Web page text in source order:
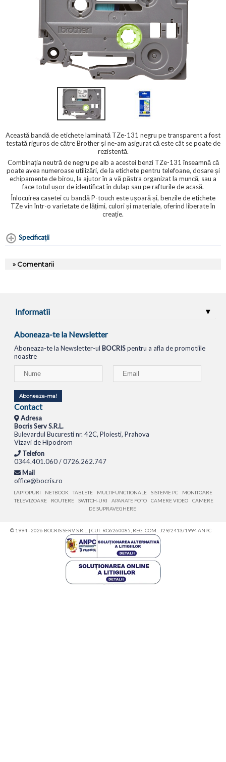
Această bandă de etichete laminată TZe-131 negru pe transparent a fost
testată riguros de către Brother și ne-am asigurat că este cât se poate de
rezistentă.
Combinația neutră de negru pe alb a acestei benzi TZe-131 înseamnă că
poate avea numeroase utilizări, de la etichete pentru telefoane, dosare și
echipamente de birou, la ajutor în a vă păstra organizat la muncă, sau a
face totul ușor de identificat în dulap sau pe rafturile de acasă.
Înlocuirea casetei cu bandă P-touch este ușoară și, benzile de etichete
TZe vin într-o varietate de lățimi, culori și materiale, oferind liberate în
creație.
Specificaţii
» Comentarii
Informatii
Aboneaza-te la Newsletter
Aboneaza-te la Newsletter-ul BOCRISpentru a afla de promotiile
noastre
Aboneaza-ma!
Contact
Adresa
Bocris Serv S.R.L.
Bulevardul Bucuresti nr. 42C, Ploiesti, Prahova
Vizavi de Hipodrom
Telefon
0344.401.060 / 0726.262.747
Mail
office@bocris.ro
LAPTOPURI NETBOOK TABLETE MULTIFUNCTIONALE SISTEME PC
MONITOARE
TELEVIZOARE
ROUTERE SWITCH-URI APARATE FOTO CAMERE VIDEO
CAMERE
DE SUPRAVEGHERE
© 1994 - 2026 BOCRIS SERV S.R.L. | CUI: RO6260085, REG. COM.: J29/2413/1994ANPC